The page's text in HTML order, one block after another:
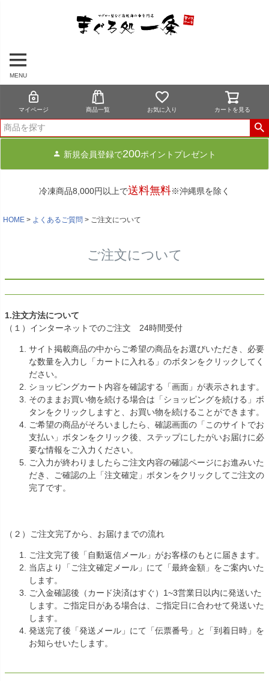
MENU
マイページ 商品一覧 お気に入り カートを見る
新規会員登録で200ポイントプレゼント
冷凍商品8,000円以上で送料無料※沖縄県を除く
HOME よくあるご質問 ご注文について
ご注文について
1.注文方法について
（１）インターネットでのご注文 24時間受付
サイト掲載商品の中からご希望の商品をお選びいただき、必要
な数量を入力し「カートに入れる」のボタンをクリックしてく
ださい。
ショッピングカート内容を確認する「画面」が表示されます。
そのままお買い物を続ける場合は「ショッピングを続ける」ボ
タンをクリックしますと、お買い物を続けることができます。
ご希望の商品がそろいましたら、確認画面の「このサイトでお
支払い」ボタンをクリック後、ステップにしたがいお届けに必
要な情報をご入力ください。
ご入力が終わりましたらご注文内容の確認ページにお進みいた
だき、ご確認の上「注文確定」ボタンをクリックしてご注文の
完了です。
（２）ご注文完了から、お届けまでの流れ
ご注文完了後「自動返信メール」がお客様のもとに届きます。
当店より「ご注文確定メール」にて「最終金額」をご案内いた
します。
ご入金確認後（カード決済はすぐ）1~3営業日以内に発送いた
します。ご指定日がある場合は、ご指定日に合わせて発送いた
します。
発送完了後「発送メール」にて「伝票番号」と「到着日時」を
お知らせいたします。